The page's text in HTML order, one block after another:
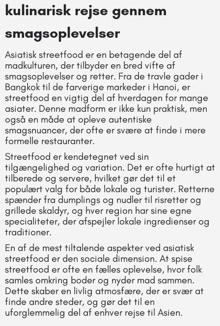
kulinarisk rejse gennem
smagsoplevelser
Asiatisk streetfood er en betagende del af
madkulturen, der tilbyder en bred vifte af
smagsoplevelser og retter. Fra de travle gader i
Bangkok til de farverige markeder i Hanoi, er
streetfood en vigtig del af hverdagen for mange
asiater. Denne madform er ikke kun praktisk, men
også en måde at opleve autentiske
smagsnuancer, der ofte er svære at finde i mere
formelle restauranter.
Streetfood er kendetegnet ved sin
tilgængelighed og variation. Det er ofte hurtigt at
tilberede og servere, hvilket gør det til et
populært valg for både lokale og turister. Retterne
spænder fra dumplings og nudler til risretter og
grillede skaldyr, og hver region har sine egne
specialiteter, der afspejler lokale ingredienser og
traditioner.
En af de mest tiltalende aspekter ved asiatisk
streetfood er den sociale dimension. At spise
streetfood er ofte en fælles oplevelse, hvor folk
samles omkring boder og nyder mad sammen.
Dette skaber en livlig atmosfære, der er svær at
finde andre steder, og gør det til en
uforglemmelig del af enhver rejse til Asien.